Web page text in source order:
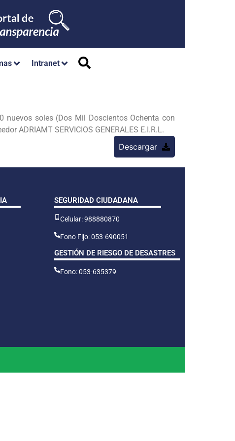
Intranet
nuevos soles (Dos Mil Doscientos Ochenta con
ADRIAMT SERVICIOS GENERALES E.I.R.L.
Descargar
SEGURIDAD CIUDADANA
Celular: 988880870
Fono Fijo: 053-690051
GESTIÓN DE RIESGO DE DESASTRES
Fono: 053-635379